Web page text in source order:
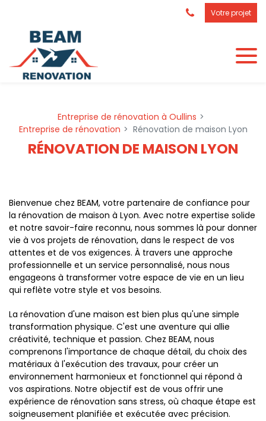
Votre projet
Entreprise de rénovation à Oullins
Entreprise de rénovation
Rénovation de maison Lyon
RÉNOVATION DE MAISON LYON
Bienvenue chez BEAM, votre partenaire de confiance pour
la rénovation de maison à Lyon. Avec notre expertise solide
et notre savoir-faire reconnu, nous sommes là pour donner
vie à vos projets de rénovation, dans le respect de vos
attentes et de vos exigences. À travers une approche
professionnelle et un service personnalisé, nous nous
engageons à transformer votre espace de vie en un lieu
qui reflète votre style et vos besoins.
La rénovation d'une maison est bien plus qu'une simple
transformation physique. C'est une aventure qui allie
créativité, technique et passion. Chez BEAM, nous
comprenons l'importance de chaque détail, du choix des
matériaux à l'exécution des travaux, pour créer un
environnement harmonieux et fonctionnel qui répond à
vos aspirations. Notre objectif est de vous offrir une
expérience de rénovation sans stress, où chaque étape est
soigneusement planifiée et exécutée avec précision.